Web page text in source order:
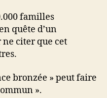
familles
quête d’un
citer que cet
bronzée » peut faire
».